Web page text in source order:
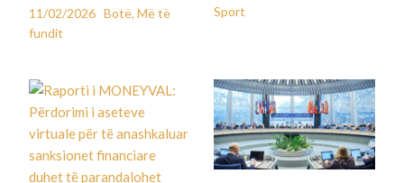
11/02/2026 Botë,Më të
fundit
Sport